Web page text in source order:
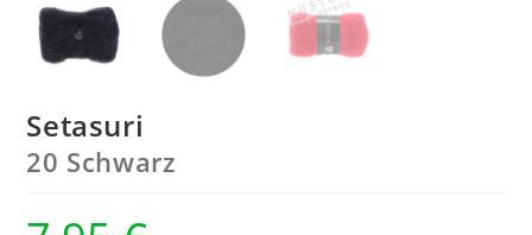
Setasuri
20 Schwarz